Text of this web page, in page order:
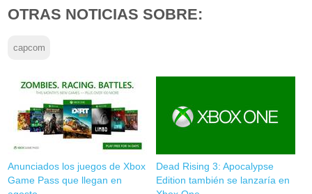
OTRAS NOTICIAS SOBRE:
capcom
Anunciados los juegos de Xbox
Game Pass que llegan en
Dead Rising 3: Apocalypse
Edition también se lanzaría en